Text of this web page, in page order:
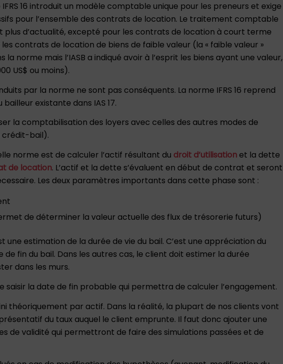
16 introduit un modèle comptable unique pour les preneurs et exige
pour l’ensemble des contrats de location. Le traitement comptable
plus d’actualité, excepté pour les contrats de location à court terme
les contrats de location de biens de faible valeur (la « faible valeur »
norme mais l’IASB a indiqué avoir à l’esprit les biens ayant une valeur,
US$ ou moins).
par la norme ne sont pas conséquents. La norme IFRS 16 reprend
existante dans IAS 17.
la comptabilisation des loyers avec celles des autres modes de
crédit-bail).
norme est de calculer l’actif résultant du droit d’utilisation et la dette
de location. L’actif et la dette s’évaluent en début de contrat et seront
Les deux paramètres importants dans cette phase sont :
de déterminer la valeur actuelle des flux de trésorerie futurs)
une estimation de la durée de vie du bail. C’est une appréciation du
de fin du bail. Dans les autres cas, le client doit estimer la durée
dans les murs.
la date de fin probable qui permettra de calculer l’engagement.
théoriquement par actif. Dans la réalité, la plupart de nos clients vont
du taux auquel le client emprunte. Il faut donc ajouter une
de validité qui permettront de faire des simulations passées et de